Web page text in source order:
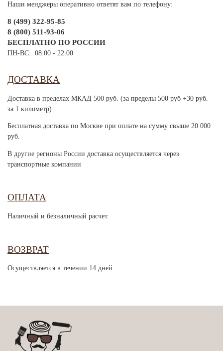
Наши менджеры оперативно ответят вам по телефону:
8 (499) 322-95-85
8 (800) 511-93-06
БЕСПЛАТНО ПО РОССИИ
ПН-ВС: 08:00 - 22:00
ДОСТАВКА
Доставка в пределах МКАД 500 руб. (за пределы 500 руб +30 руб.
за 1 километр)
Бесплатная доставка по Москве при оплате на сумму свыше 20 000
руб.
В другие регионы России доставка осуществляется через
транспортные компании
ОПЛАТА
Наличный и безналичный расчет.
ВОЗВРАТ
Осуществляется в течении 14 дней